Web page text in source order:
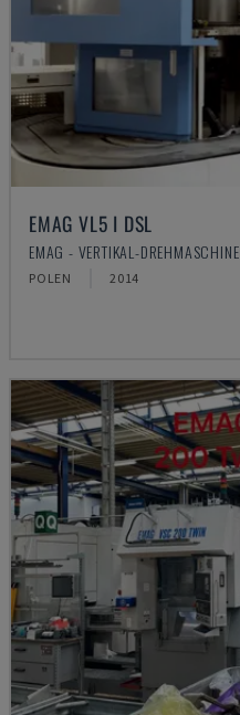
EMAG VL5 I DSL
EMAG - VERTIKAL-DREHMASCHINE
POLEN 2014